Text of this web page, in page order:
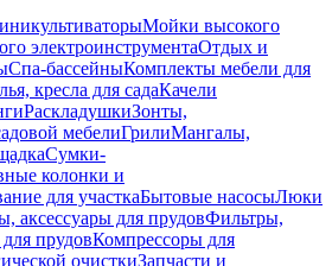
Мойки высокого
электроинструментаОтдых и
Спа-бассейныКомплекты мебели для
кресла для садаКачели
РаскладушкиЗонты,
мебелиГрилиМангалы,
Сумки-
колонки и
для участкаБытовые насосыЛюки
аксессуары для прудовФильтры,
прудовКомпрессоры для
очисткиЗапчасти и